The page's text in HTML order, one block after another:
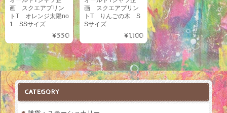
画 スクエアプリン
トT オレンジ太陽no
1 SSサイズ
¥550
画 スクエアプリン
トT りんごの木 S
Sサイズ
¥1,100
CATEGORY